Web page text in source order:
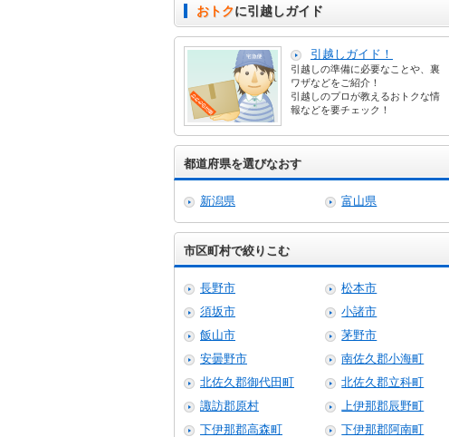
おトクに引越しガイド
引越しガイド！
引越しの準備に必要なことや、裏
ワザなどをご紹介！
引越しのプロが教えるおトクな情
報などを要チェック！
都道府県を選びなおす
新潟県 富山県
市区町村で絞りこむ
長野市 松本市
須坂市
小諸市
飯山市
茅野市
安曇野市
南佐久郡小海町
北佐久郡御代田町
北佐久郡立科町
諏訪郡原村
上伊那郡辰野町
下伊那郡高森町
下伊那郡阿南町